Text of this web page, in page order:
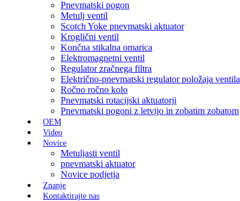
Pnevmatski pogon
Metulj ventil
Scotch Yoke pnevmatski aktuator
Kroglični ventil
Končna stikalna omarica
Elektromagnetni ventil
Regulator zračnega filtra
Električno-pnevmatski regulator položaja ventila
Ročno ročno kolo
Pnevmatski rotacijski aktuatorji
Pnevmatski pogoni z letvijo in zobatim zobatom
OEM
Video
Novice
Metuljasti ventil
pnevmatski aktuator
Novice podjetja
Znanje
Kontaktirajte nas